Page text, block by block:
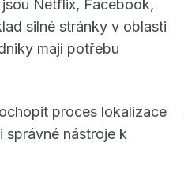
Netflix, Facebook,
silné stránky v oblasti
mají potřebu
proces lokalizace
nástroje k